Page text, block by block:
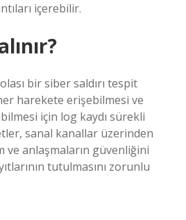
içerebilir.
bir siber saldırı tespit
harekete erişebilmesi ve
için log kaydı sürekli
sanal kanallar üzerinden
ve anlaşmaların güvenliğini
tutulmasını zorunlu